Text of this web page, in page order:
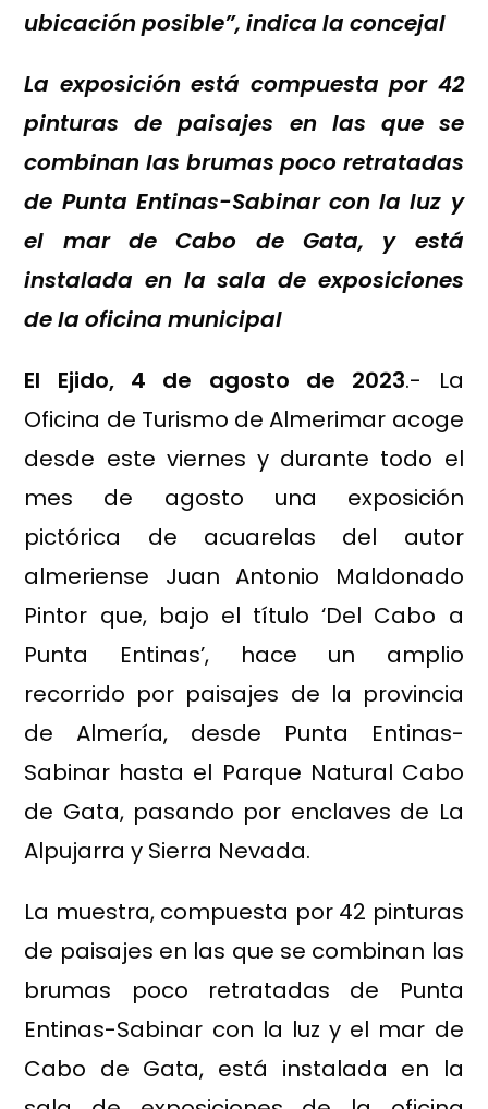
ubicación posible”, indica la concejal
La exposición está compuesta por 42
pinturas de paisajes en las que se
combinan las brumas poco retratadas
de Punta Entinas-Sabinar con la luz y
el mar de Cabo de Gata, y está
instalada en la sala de exposiciones
de la oficina municipal
El Ejido, 4 de agosto de 2023.- La
Oficina de Turismo de Almerimar acoge
desde este viernes y durante todo el
mes de agosto una exposición
pictórica de acuarelas del autor
almeriense Juan Antonio Maldonado
Pintor que, bajo el título ‘Del Cabo a
Punta Entinas’, hace un amplio
recorrido por paisajes de la provincia
de Almería, desde Punta Entinas-
Sabinar hasta el Parque Natural Cabo
de Gata, pasando por enclaves de La
Alpujarra y Sierra Nevada.
La muestra, compuesta por 42 pinturas
de paisajes en las que se combinan las
brumas poco retratadas de Punta
Entinas-Sabinar con la luz y el mar de
Cabo de Gata, está instalada en la